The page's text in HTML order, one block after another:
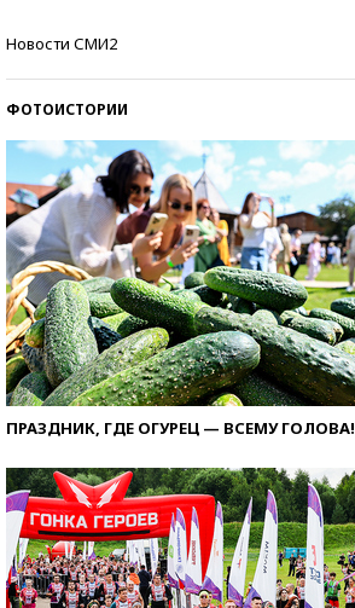
Новости СМИ2
ФОТОИСТОРИИ
ПРАЗДНИК, ГДЕ ОГУРЕЦ — ВСЕМУ ГОЛОВА!